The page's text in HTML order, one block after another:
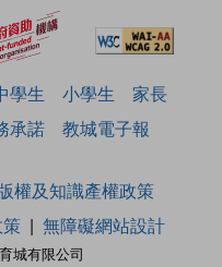
學生 小學生
家長
承諾 教城電子報
城有限公司
權及知識產權政策
無障礙網站設計